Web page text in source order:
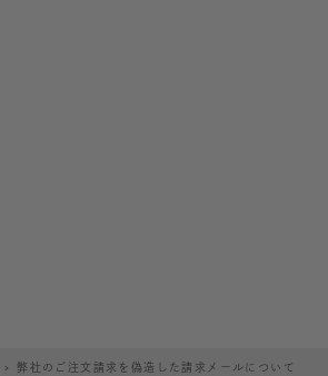
> 弊社のご注文請求を偽造した請求メールについて